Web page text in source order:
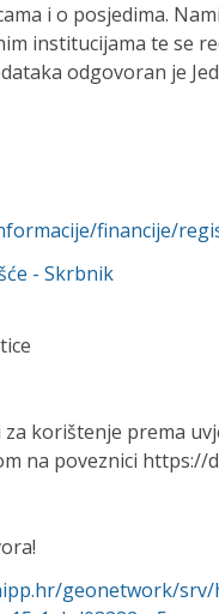
i o posjedima.
institucijama te se
odgovoran je
financije/
- Skrbnik
za korištenje prema
na poveznici https://
geonetwork/